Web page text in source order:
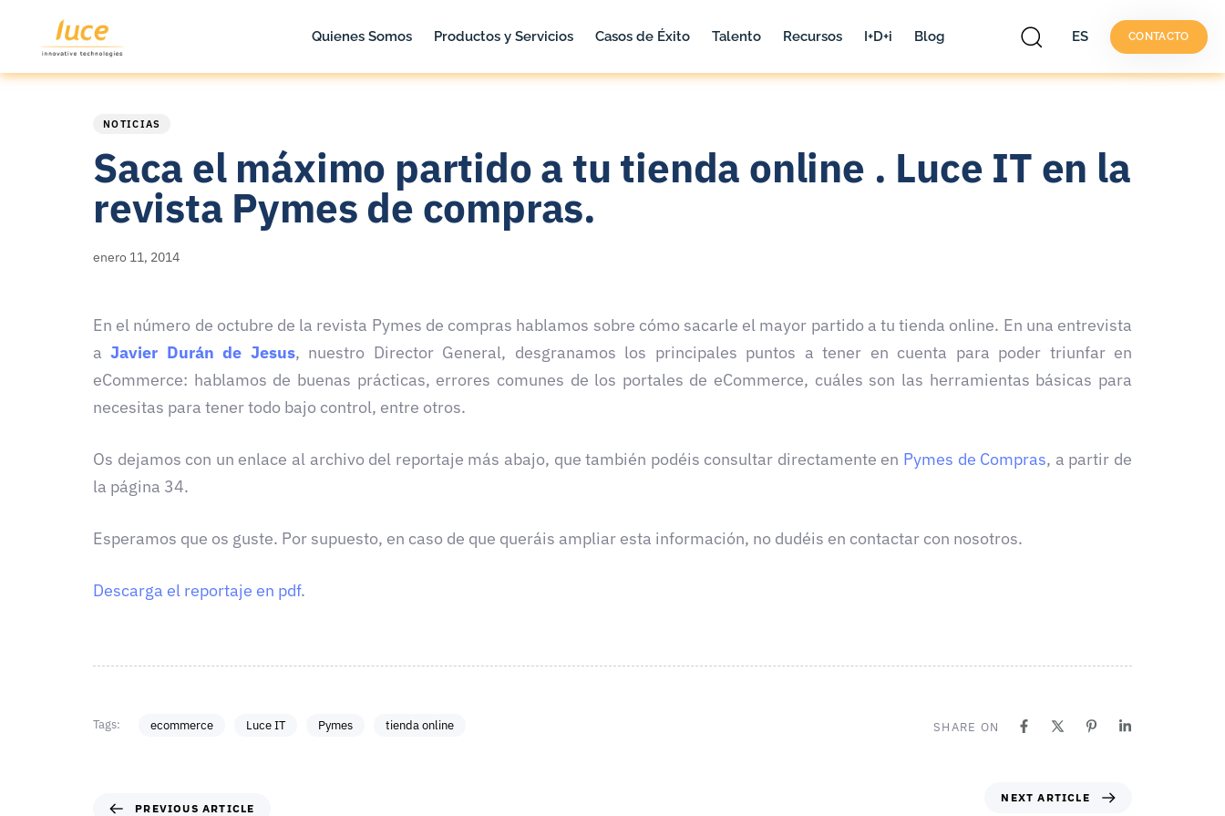
Quienes Somos Productos y Servicios Casos de Éxito Talento Recursos I+D+i Blog ES CONTACTO
NOTICIAS
Saca el máximo partido a tu tienda online . Luce IT en la
revista Pymes de compras.
enero 11, 2014
En el número de octubre de la revista Pymes de compras hablamos sobre cómo sacarle el mayor partido a tu tienda online. En una entrevista
aJavier Durán de Jesus, nuestro Director General, desgranamos los principales puntos a tener en cuenta para poder triunfar en
eCommerce: hablamos de buenas prácticas, errores comunes de los portales de eCommerce, cuáles son las herramientas básicas para
necesitas para tener todo bajo control, entre otros.
Os dejamos con un enlace al archivo del reportaje más abajo, que también podéis consultar directamente en Pymes de Compras, a partir de
la página 34.
Esperamos que os guste. Por supuesto, en caso de que queráis ampliar esta información, no dudéis en contactar con nosotros.
Descarga el reportaje en pdf.
Tags: ecommerce Luce IT Pymes tienda online SHARE ON
PREVIOUS ARTICLE
NEXT ARTICLE